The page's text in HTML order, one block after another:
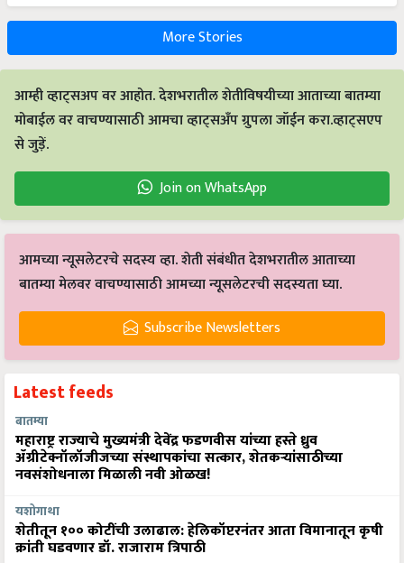
More Stories
आम्ही व्हाट्सअप वर आहोत. देशभरातील शेतीविषयीच्या आताच्या बातम्या
मोबाईल वर वाचण्यासाठी आमचा व्हाट्सअँप ग्रुपला जॉईन करा.व्हाट्सएप
से जुड़ें.
Join on WhatsApp
आमच्या न्यूसलेटरचे सदस्य व्हा. शेती संबंधीत देशभरातील आताच्या
बातम्या मेलवर वाचण्यासाठी आमच्या न्यूसलेटरची सदस्यता घ्या.
Subscribe Newsletters
Latest feeds
बातम्या
महाराष्ट्र राज्याचे मुख्यमंत्री देवेंद्र फडणवीस यांच्या हस्ते ध्रुव
ॲग्रीटेक्नॉलॉजीजच्या संस्थापकांचा सत्कार, शेतकऱ्यांसाठीच्या
नवसंशोधनाला मिळाली नवी ओळख!
यशोगाथा
शेतीतून १०० कोटींची उलाढाल: हेलिकॉप्टरनंतर आता विमानातून कृषी
क्रांती घडवणार डॉ. राजाराम त्रिपाठी